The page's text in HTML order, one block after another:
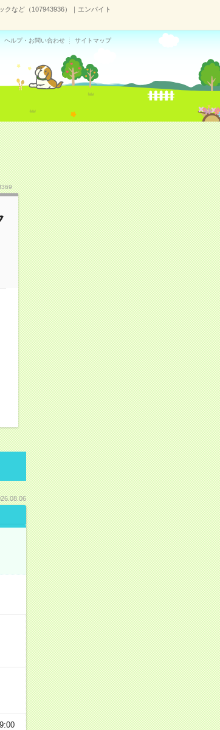
クなど（107943936）｜エンバイト
ヘルプ・お問い合わせ サイトマップ